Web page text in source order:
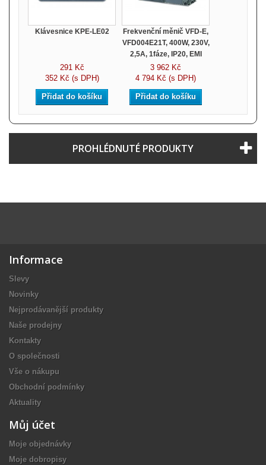
Klávesnice KPE-LE02
291 Kč
352 Kč (s DPH)
Přidat do košíku
Frekvenční měnič VFD-E,
VFD004E21T, 400W, 230V,
2,5A, 1fáze, IP20, EMI
3 962 Kč
4 794 Kč (s DPH)
Přidat do košíku
PROHLÉDNUTÉ PRODUKTY
Informace
Slevy
Novinky
Nejprodávanější produkty
Naše prodejny
Kontakty
O společnosti
Vše o nákupu
Obchodní podmínky
Aktuality
Můj účet
Moje objednávky
Moje dobropisy